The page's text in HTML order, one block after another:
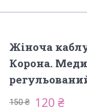
Жіноча
Корона.
150 ₴ 120 ₴